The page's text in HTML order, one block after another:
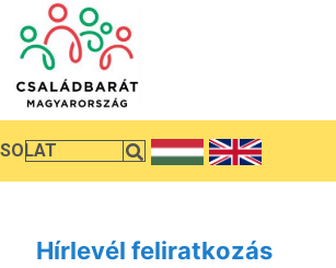
Hírlevél feliratkozás